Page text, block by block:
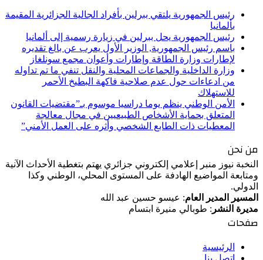
رئيس الجمهورية يلتقي ببرلين بأفراد الجالية الجزائرية المقيمة
بألمانيا
رئيس الجمهورية يحل ببرلين في زيارة رسمية إلى ألمانيا
باسم رئيس الجمهورية, الوزير الأول يعرب عن بالغ تقديره
لإطارات وزارة الطاقة وإطارات وأعوان مجمع سونلغاز
وزارة الداخلية والجماعات المحلية والنقل تنفي ما تم تداوله
من ادعاءات حول عدم صلاحية فاكهة البطيخ الأحمر
للاستهلاك
الأمن الوطني ينظم يوما دراسيا موسوم بـ”مقتضيات القانون
المتعلق بحماية الأشخاص الطبيعيين في مجال معالجة
المعطيات ذات الطابع الشخصي وأثره على العمل الأمني”
من نحن
النخبة نيوز منبر إعلامي إلكتروني جزائري يهتم بتغطية الأحداث الآنية
ومتابعة المواضيع الهادفة على المستوى المحلي، الوطني وكذا
الدولي.
المسير المدير العام: عيسو حسين عبد الله
مديرة النشر : طوبالي منيرة ابتسام
صفحات
الرئيسية
اتصل بنا